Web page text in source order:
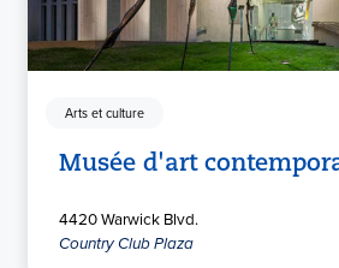
Arts et culture
Musée d'art
4420 Warwick Blvd.
Country Club Plaza